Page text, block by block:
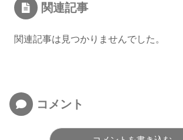
関連記事
関連記事は見つかりませんでした。
コメント